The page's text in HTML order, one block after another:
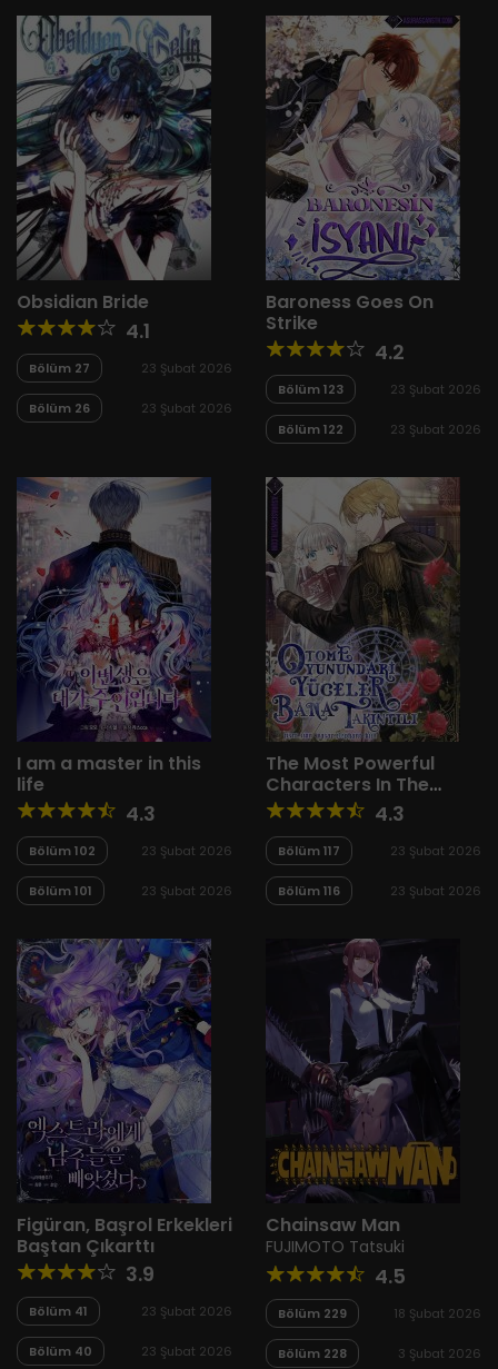
Obsidian Bride
4.1
Bölüm 27 23 Şubat 2026
Bölüm 26 23 Şubat 2026
Baroness Goes On
Strike
4.2
Bölüm 123 23 Şubat 2026
Bölüm 122 23 Şubat 2026
I am a master in this
life
4.3
Bölüm 102 23 Şubat 2026
Bölüm 101 23 Şubat 2026
The Most Powerful
Characters In The
World Are Obsessed
With Me
4.3
Bölüm 117 23 Şubat 2026
Bölüm 116 23 Şubat 2026
Figüran, Başrol Erkekleri
Baştan Çıkarttı
3.9
Bölüm 41 23 Şubat 2026
Bölüm 40 23 Şubat 2026
Chainsaw Man
FUJIMOTO Tatsuki
4.5
Bölüm 229 18 Şubat 2026
Bölüm 228 3 Şubat 2026